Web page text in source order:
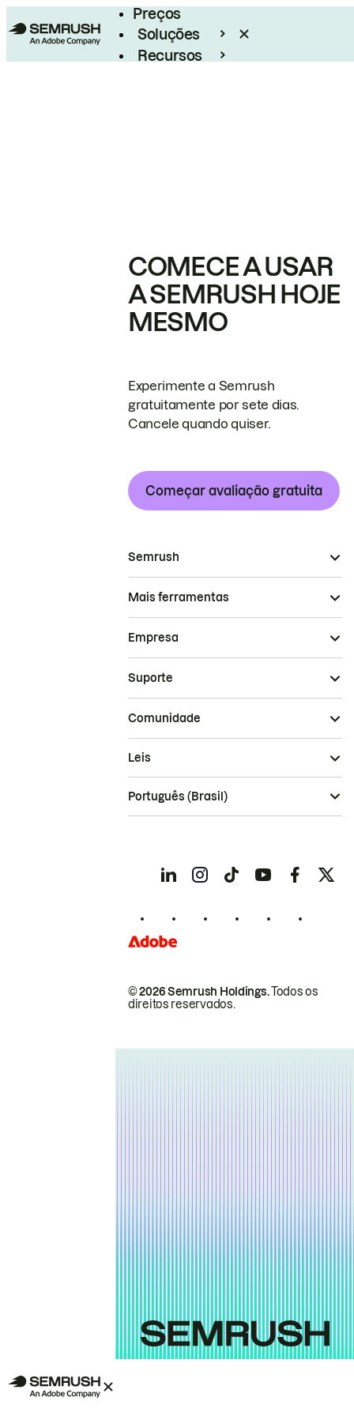
Preços
Soluções
Recursos
COMECE A USAR
A SEMRUSH HOJE
MESMO
Experimente a Semrush
gratuitamente por sete dias.
Cancele quando quiser.
Começar avaliação gratuita
Semrush
Mais ferramentas
Empresa
Suporte
Comunidade
© 2026 Semrush Holdings.Todos os
direitos reservados.
Leis
Português (Brasil)